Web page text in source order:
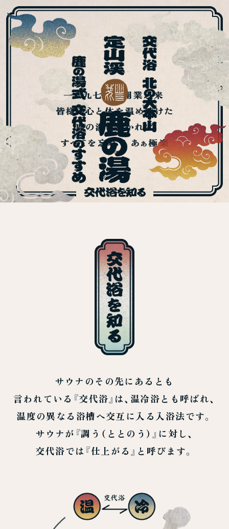
サウナのその先にあるとも
言われている『交代浴』は、 温冷浴とも呼ばれ、
温度の異なる浴槽へ交互に入る入浴法です。
サウナが『調う（ととのう）』に対し、
交代浴では『仕上がる』と呼びます。